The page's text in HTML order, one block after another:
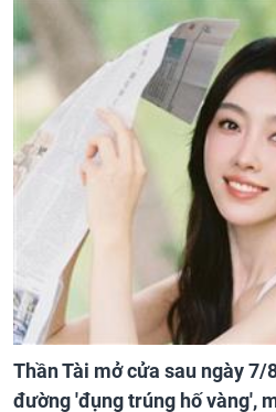
Thần Tài mở cửa sau ngày 7/
đường 'đụng trúng hố vàng',